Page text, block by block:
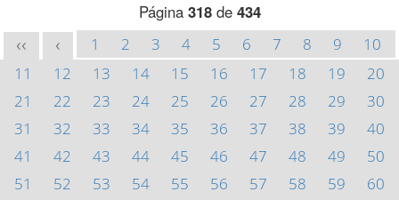
Página 318de 434
<< < 1 2 3 4 5 6 7 8 9
10
11
12 13 14 15 16 17 18 19
20
21
22 23 24 25 26 27 28 29
30
31
32 33 34 35 36 37 38 39
40
41
42 43 44 45 46 47 48 49
50
51
52 53 54 55 56 57 58 59
60